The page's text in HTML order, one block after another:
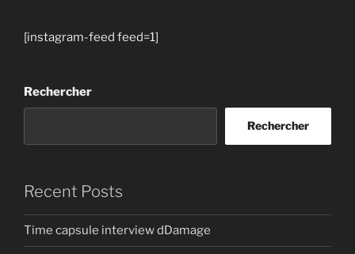
[instagram-feed feed=1]
Rechercher
Rechercher
Recent Posts
Time capsule interview dDamage